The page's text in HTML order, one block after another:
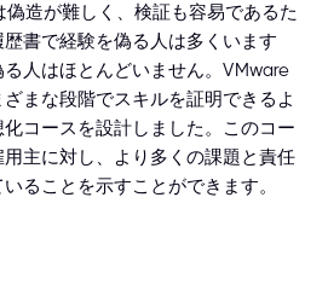
造が難しく、検証も容易であるた
書で経験を偽る人は多くいます
人はほとんどいません。VMware
まな段階でスキルを証明できるよ
コースを設計しました。このコー
主に対し、より多くの課題と責任
ることを示すことができます。